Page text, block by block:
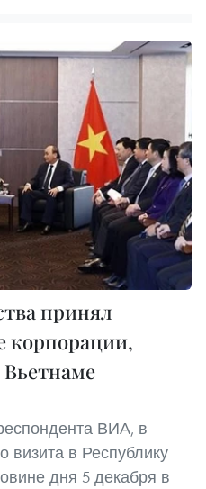
принял
корпорации,
ВИА, в
визита в Республику
дня 5 декабря в